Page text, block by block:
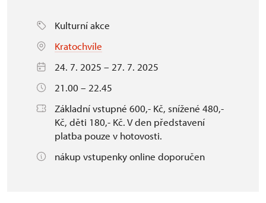
Kulturní akce
Kratochvíle
24. 7. 2025 – 27. 7. 2025
21.00 – 22.45
Základní vstupné 600,- Kč, snížené 480,-
Kč, děti 180,- Kč. V den představení
platba pouze v hotovosti.
nákup vstupenky online doporučen